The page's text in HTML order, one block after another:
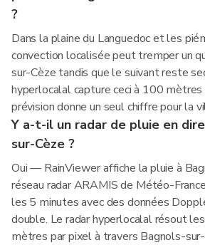
?
Dans la plaine du Languedoc et les
convection localisée peut tremper un
sur-Cèze tandis que le suivant reste
hyperlocalal capture ceci à 100 mètres
prévision donne un seul chiffre pour la
Y a-t-il un radar de pluie en
sur-Cèze ?
Oui — RainViewer affiche la pluie à
réseau radar ARAMIS de Météo-
les 5 minutes avec des données
double. Le radar hyperlocalal résout
mètres par pixel à travers Bagnols-